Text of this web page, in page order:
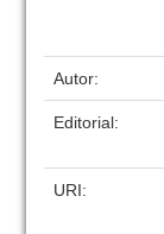
Autor:
Editorial:
URI: